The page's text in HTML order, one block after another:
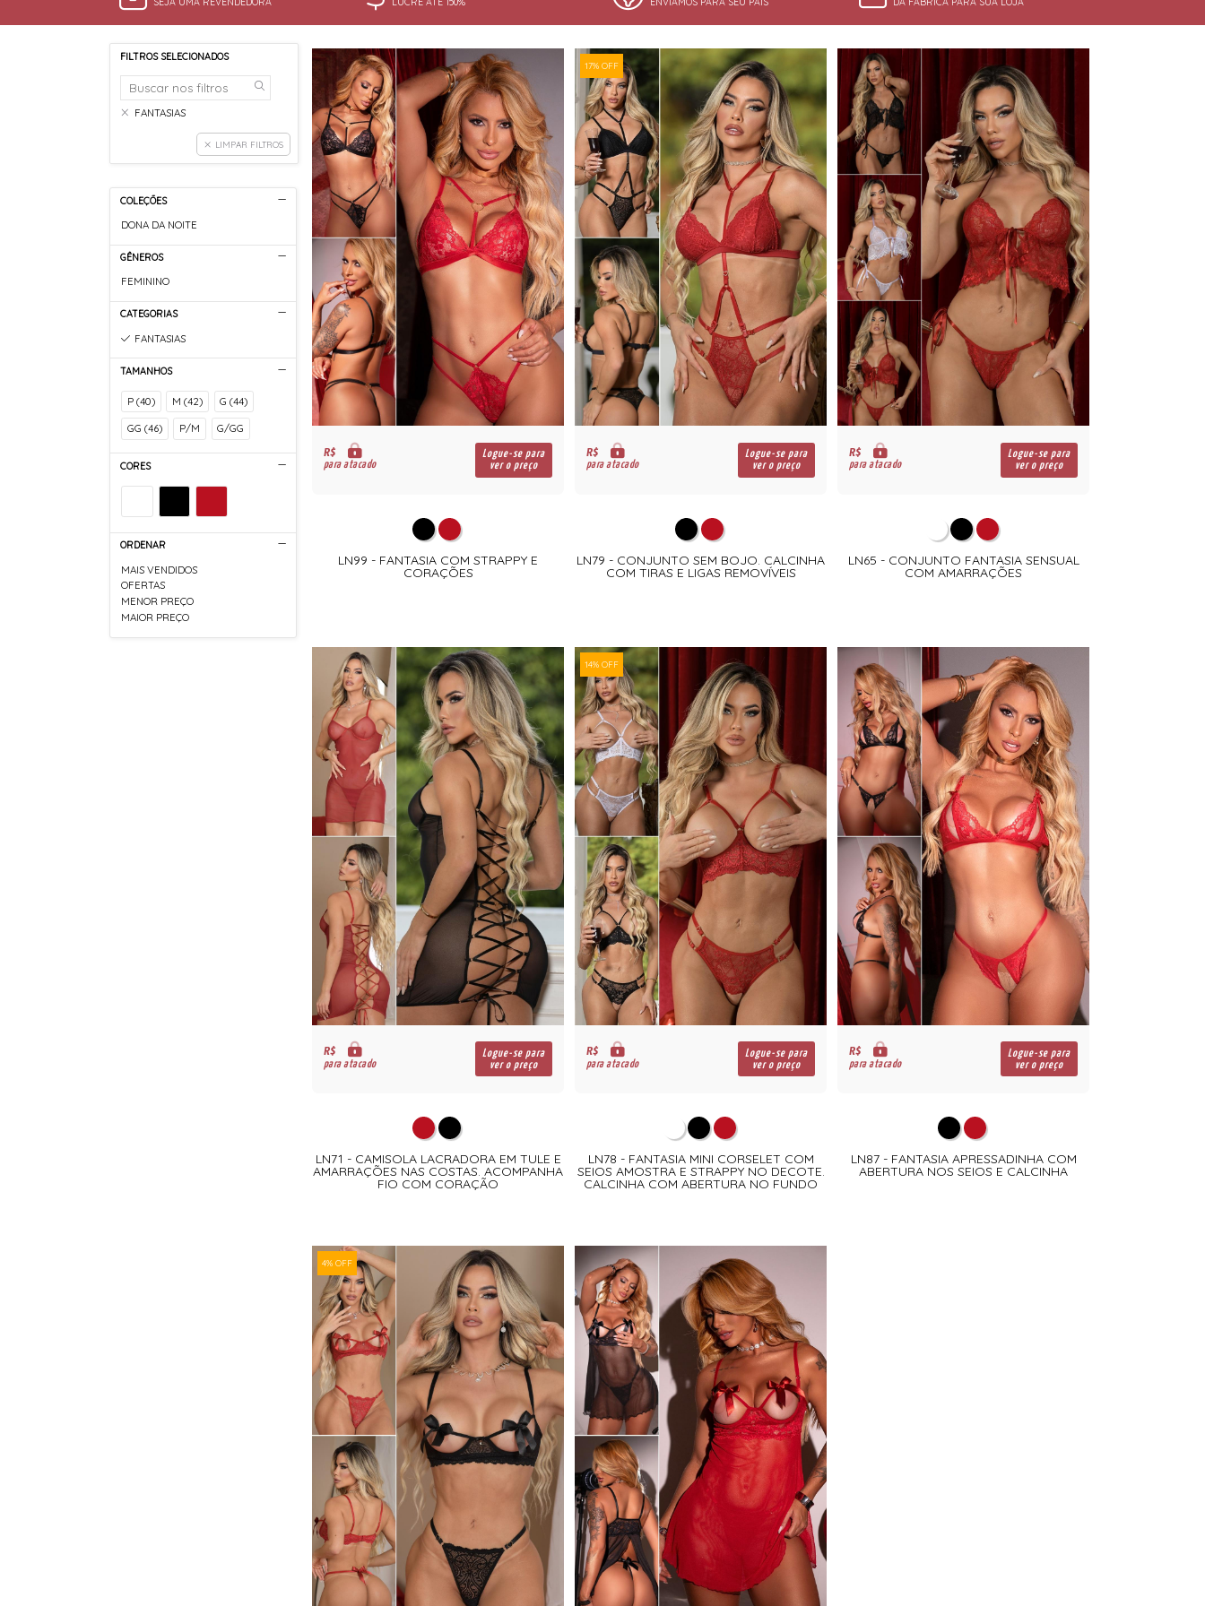
FILTROS SELECIONADOS
FANTASIAS
LIMPAR FILTROS
COLEÇÕES
DONA DA NOITE
GÊNEROS
FEMININO
CATEGORIAS
FANTASIAS
TAMANHOS
P (40) M (42) G (44)
GG (46) P/M G/GG
CORES
ORDENAR
MAIS VENDIDOS
OFERTAS
MENOR PREÇO
MAIOR PREÇO
R$
para atacado
Logue-se para
ver o preço
LN99 - FANTASIA COM STRAPPY E
CORAÇÕES
17% OFF
R$
para atacado
Logue-se para
ver o preço
LN79 - CONJUNTO SEM BOJO. CALCINHA
COM TIRAS E LIGAS REMOVÍVEIS
R$
para atacado
Logue-se para
ver o preço
LN65 - CONJUNTO FANTASIA SENSUAL
COM AMARRAÇÕES
R$
para atacado
Logue-se para
ver o preço
LN71 - CAMISOLA LACRADORA EM TULE E
AMARRAÇÕES NAS COSTAS. ACOMPANHA
FIO COM CORAÇÃO
14% OFF
R$
para atacado
Logue-se para
ver o preço
LN78 - FANTASIA MINI CORSELET COM
SEIOS AMOSTRA E STRAPPY NO DECOTE.
CALCINHA COM ABERTURA NO FUNDO
R$
para atacado
Logue-se para
ver o preço
LN87 - FANTASIA APRESSADINHA COM
ABERTURA NOS SEIOS E CALCINHA
4% OFF